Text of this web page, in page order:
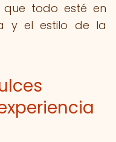
todo esté en
y el estilo de la